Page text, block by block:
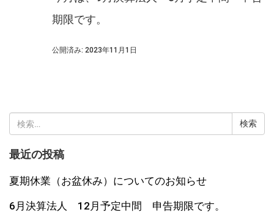
期限です。
公開済み: 2023年11月1日
検
最近の投稿
夏期休業（お盆休み）についてのお知らせ
6月決算法人 12月予定中間 申告期限です。